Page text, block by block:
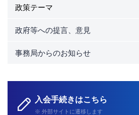
政策テーマ
政府等への提言、意見
事務局からのお知らせ
入会手続きはこちら
※ 外部サイトに遷移します